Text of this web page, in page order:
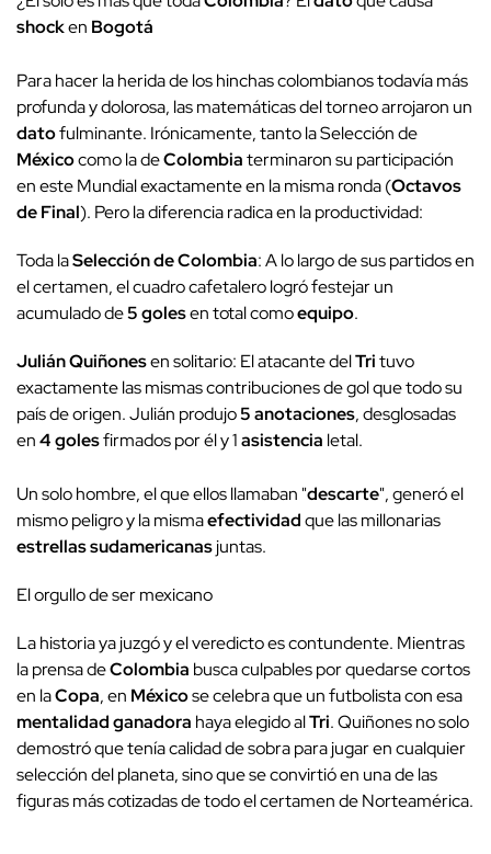
shocken Bogotá
Para hacer la herida de los hinchas colombianos todavía más
profunda y dolorosa, las matemáticas del torneo arrojaron un
datofulminante. Irónicamente, tanto la Selección de
Méxicocomo la deColombiaterminaron su participación
en este Mundial exactamente en la misma ronda (Octavos
de Final). Pero la diferencia radica en la productividad:
Toda laSelección de Colombia: A lo largo de sus partidos en
el certamen, el cuadro cafetalero logró festejar un
acumulado de5 golesen total comoequipo.
Julián Quiñonesen solitario: El atacante delTrituvo
exactamente las mismas contribuciones de gol que todo su
país de origen. Julián produjo5 anotaciones, desglosadas
en4 golesfirmados por él y 1asistencia letal.
Un solo hombre, el que ellos llamaban "descarte", generó el
mismo peligro y la mismaefectividadque las millonarias
estrellas sudamericanasjuntas.
El orgullo de ser mexicano
La historia ya juzgó y el veredicto es contundente. Mientras
la prensa deColombia busca culpables por quedarse cortos
en laCopa, en Méxicose celebra que un futbolista con esa
mentalidad ganadora haya elegido alTri. Quiñones no solo
demostró que tenía calidad de sobra para jugar en cualquier
selección del planeta, sino que se convirtió en una de las
figuras más cotizadas de todo el certamen de Norteamérica.